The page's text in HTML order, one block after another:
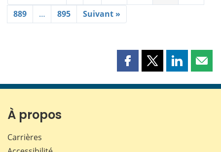
889
… 895 Suivant »
Partager
page
Partager
page
Partager
page page
À propos
Carrières